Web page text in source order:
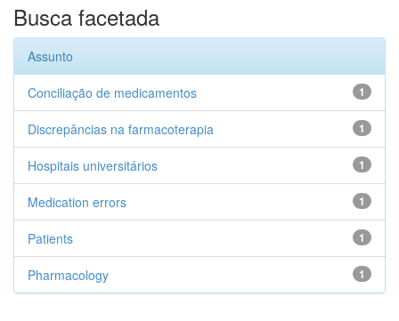
Busca facetada
Assunto
1
Conciliação de medicamentos
1
Discrepâncias na farmacoterapia
1
Hospitais universitários
1
Medication errors
1
Patients
1
Pharmacology